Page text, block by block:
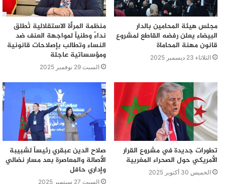
مجلس هيئة المحامين بالدار
البيضاء يعلن رفضه القاطع لمشروع
قانون مهنة المحاماة
الثلاثاء 23 ديسمبر 2025
منظمة المرأة الاستقلالية تُطلق
نداءً وطنياً لمواجهة العنف ضد
النساء وتطالب بإصلاحات قانونية
ومؤسساتية عاجلة
السبت 29 نوفمبر 2025
تطورات جديدة في مشروع القرار
الأمريكي حول الصحراء المغربية
الخميس 30 أكتوبر 2025
صلاح الدين عبقري رئيساً لشبيبة
الأصالة والمعاصرة بعد مسار نضالي
وإداري حافل
السبت 27 سبتمبر 2025